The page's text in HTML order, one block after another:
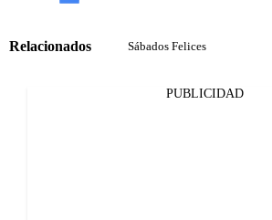
Relacionados Sábados Felices
PUBLICIDAD